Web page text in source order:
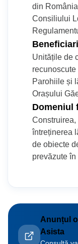
Stadionul
Bazin de Înot
din
Consiliului
Unitățile de
recunoscute
Parohiile și
Orașului
Domeniul
Construirea,
întreținerea
de obiecte
prevăzute
Anunțul
Asista